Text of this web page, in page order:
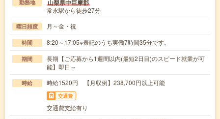
勤務地 山梨県中巨摩郡
常永駅から徒歩27分
曜日頻度 月～金・祝
時間 8:20～17:05※表記のうち実働7時間35分です。
期間
長期【ご応募から1週間以内(最短2日目)のスピード就業が可
能】即日～
時給 時給1520円 【月収例】238,700円以上可能
交通費
交通費支給有り